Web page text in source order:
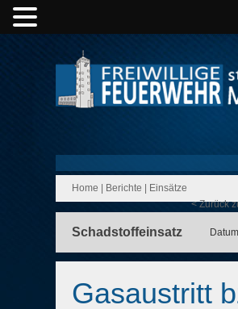
Home Berichte
Einsätze
< Zurück
Schadstoffeinsatz
Gasaustritt